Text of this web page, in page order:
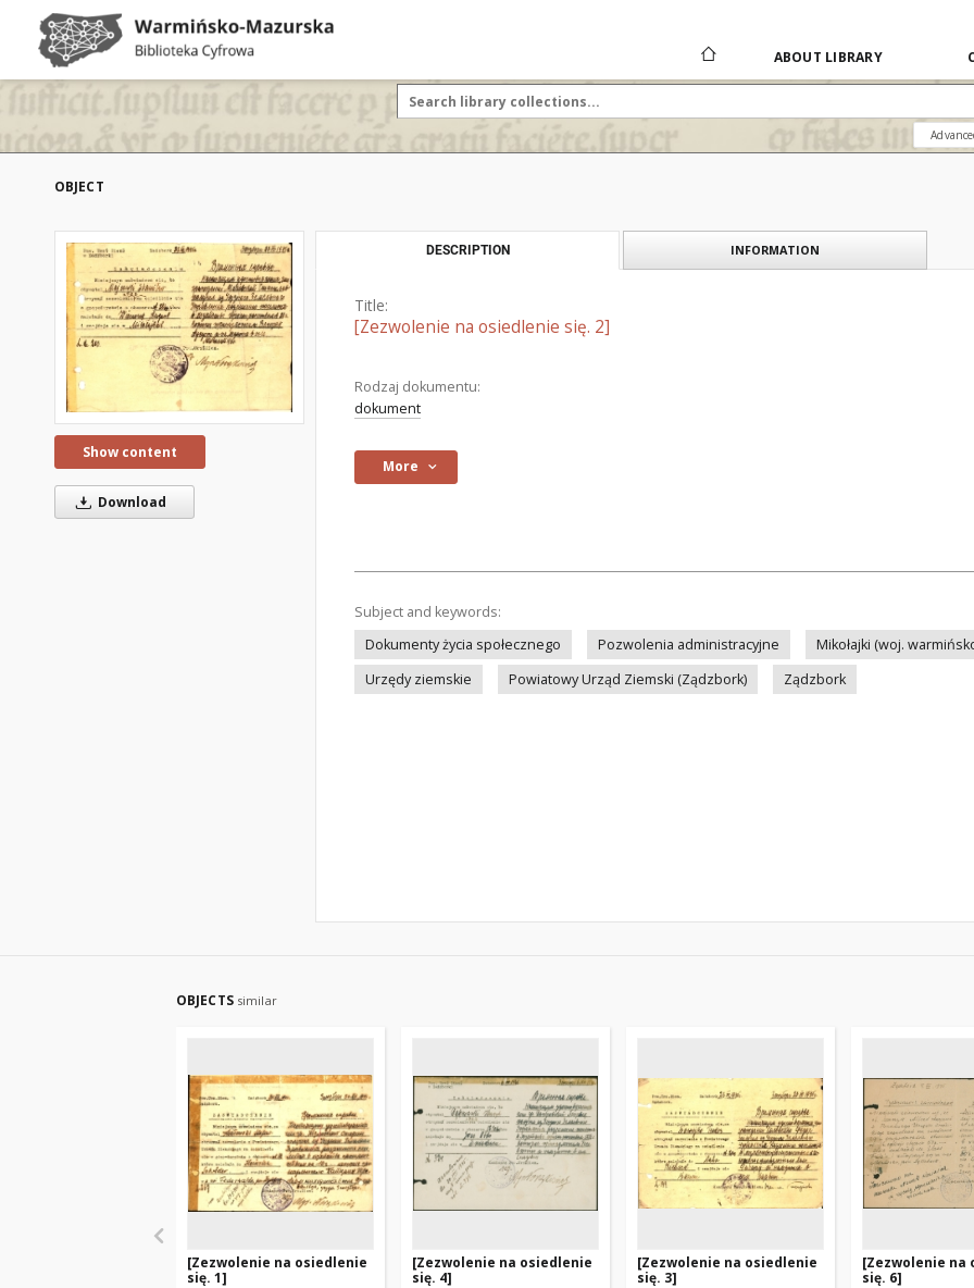
ABOUT LIBRARY
OBJECT
Show content
Download
DESCRIPTION INFORMATION
Title:
[Zezwolenie na osiedlenie się. 2]
Rodzaj dokumentu:
dokument
More
Subject and keywords:
Dokumenty życia społecznego
Pozwolenia administracyjne Mikołajki (woj.
Urzędy ziemskie
Powiatowy Urząd Ziemski (Ządzbork) Ządzbork
OBJECTS similar
[Zezwolenie na osiedlenie
się. 1]
[Zezwolenie na osiedlenie
się. 4]
[Zezwolenie na osiedlenie
się. 3]
[Zezwolenie na
się. 6]